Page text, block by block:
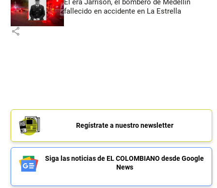
fallecido en accidente en La Estrella
share
Regístrate a nuestro newsletter
Siga las noticias de EL COLOMBIANO desde Google
News